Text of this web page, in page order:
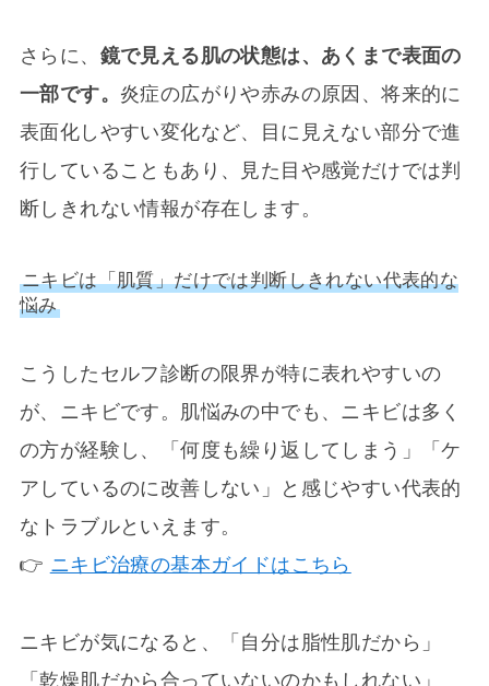
さらに、 鏡で見える肌の状態は、あくまで表面の
一部です。 炎症の広がりや赤みの原因、将来的に
表面化しやすい変化など、目に見えない部分で進
行していることもあり、見た目や感覚だけでは判
断しきれない情報が存在します。
ニキビは「肌質」だけでは判断しきれない代表的な
悩み
こうしたセルフ診断の限界が特に表れやすいの
が、ニキビです。肌悩みの中でも、ニキビは多く
の方が経験し、「何度も繰り返してしまう」「ケ
アしているのに改善しない」と感じやすい代表的
なトラブルといえます。
👉 ニキビ治療の基本ガイドはこちら
ニキビが気になると、「自分は脂性肌だから」
「乾燥肌だから合っていないのかもしれない」